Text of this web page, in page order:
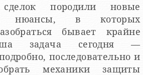
породили новые
нюансы, в которых
бывает крайне
задача сегодня —
последовательно и
механики защиты